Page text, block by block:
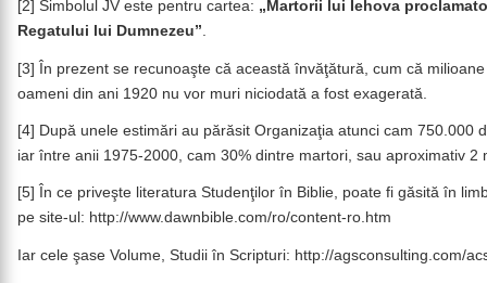
[2] Simbolul JV este pentru cartea: „Martorii lui Iehova
Regatului lui Dumnezeu”.
[3] În prezent se recunoaşte că această învăţătură, cum că
oameni din ani 1920 nu vor muri niciodată a fost exagerată.
[4] După unele estimări au părăsit Organizaţia atunci cam 750.000
iar între anii 1975-2000, cam 30% dintre martori, sau aproximativ 2
[5] În ce priveşte literatura Studenţilor în Biblie, poate fi găsită în
pe site-ul: http://www.dawnbible.com/ro/content-ro.htm
Iar cele şase Volume, Studii în Scripturi: http://agsconsulting.com/